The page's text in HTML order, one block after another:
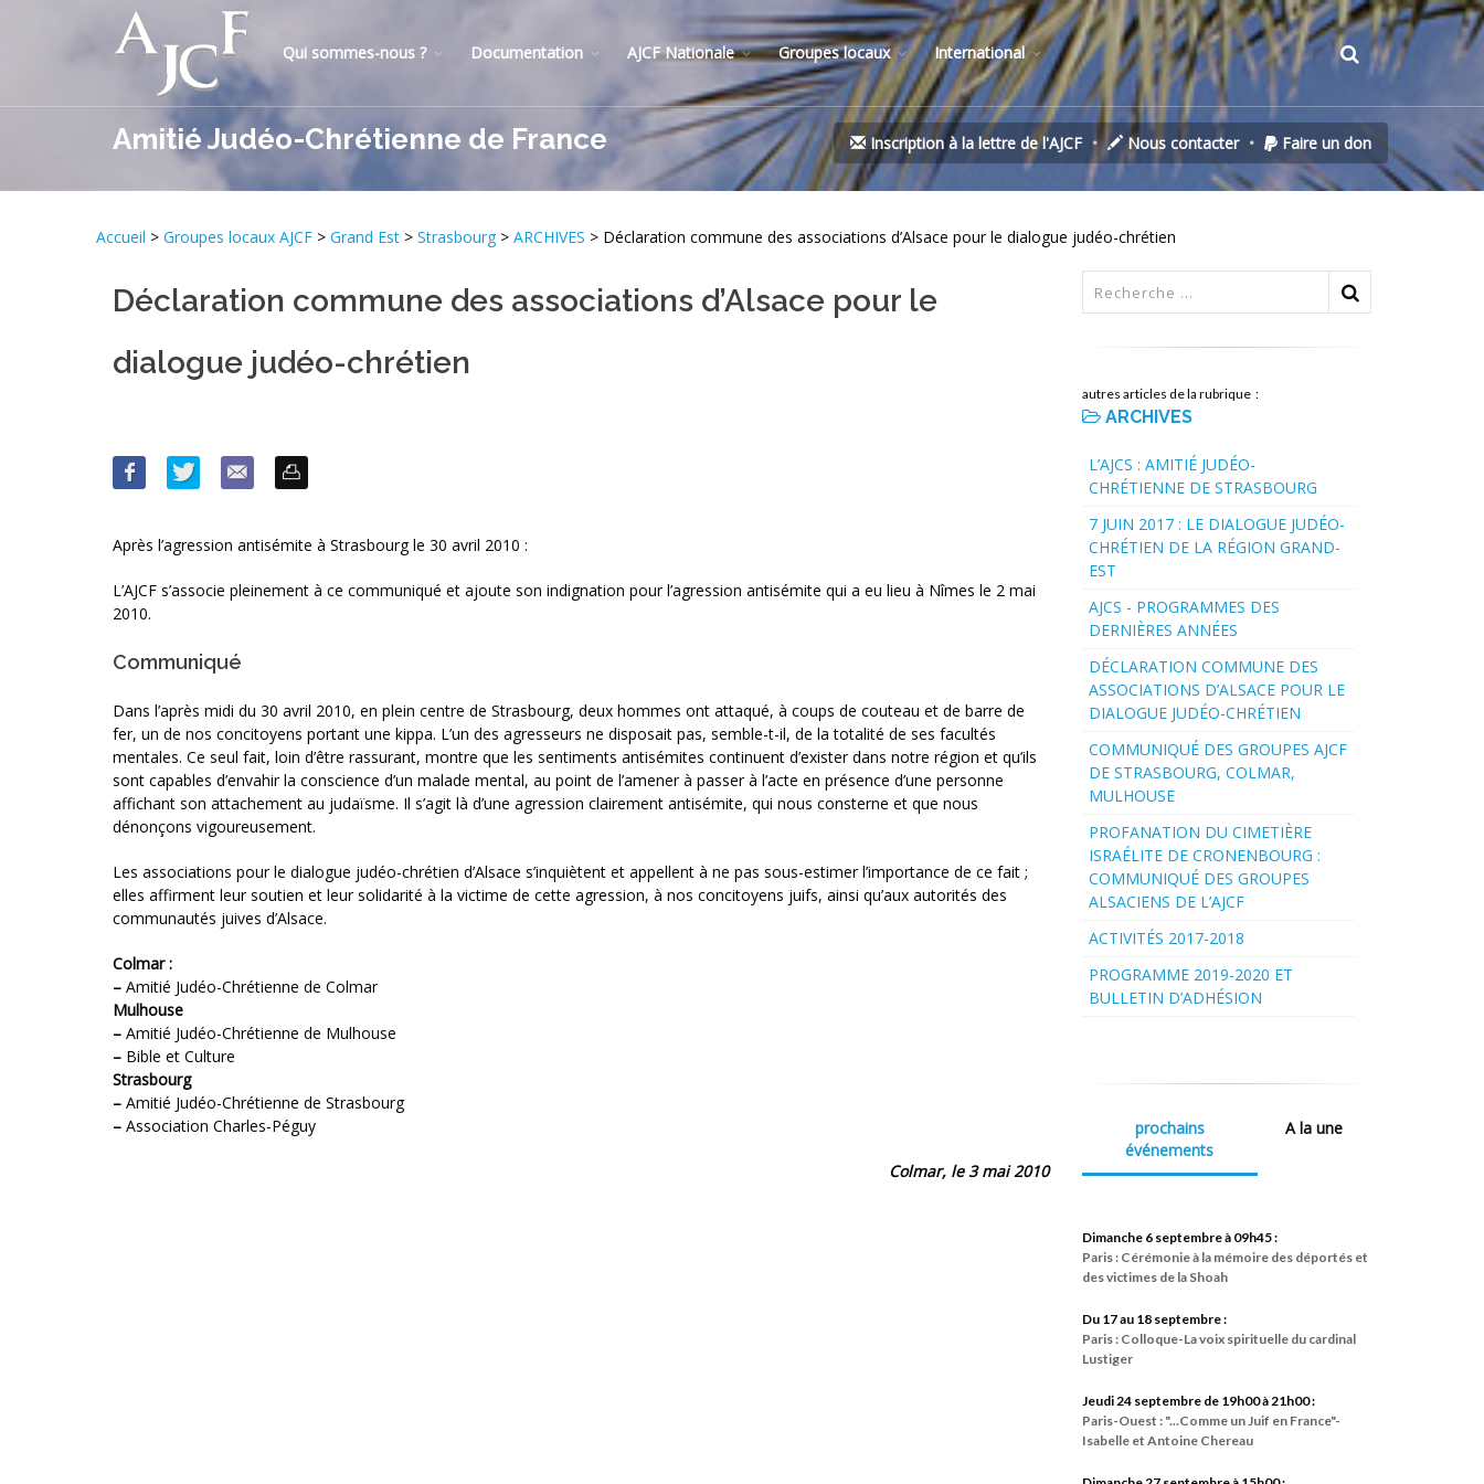
Qui sommes-nous ? Documentation AJCF Nationale Groupes locaux International
Amitié Judéo-Chrétienne de France Inscription à la lettre de l'AJCF Nous contacter Faire un don
Accueil > Groupes locaux AJCF > Grand Est > Strasbourg > ARCHIVES > Déclaration commune des associations d’Alsace pour le dialogue judéo-chrétien
Déclaration commune des associations d’Alsace pour le
dialogue judéo-chrétien
Après l’agression antisémite à Strasbourg le 30 avril 2010 :
L’AJCF s’associe pleinement à ce communiqué et ajoute son indignation pour l’agression antisémite qui a eu lieu à Nîmes le 2 mai
2010.
Communiqué
Dans l’après midi du 30 avril 2010, en plein centre de Strasbourg, deux hommes ont attaqué, à coups de couteau et de barre de
fer, un de nos concitoyens portant une kippa. L’un des agresseurs ne disposait pas, semble-t-il, de la totalité de ses facultés
mentales. Ce seul fait, loin d’être rassurant, montre que les sentiments antisémites continuent d’exister dans notre région et qu’ils
sont capables d’envahir la conscience d’un malade mental, au point de l’amener à passer à l’acte en présence d’une personne
affichant son attachement au judaïsme. Il s’agit là d’une agression clairement antisémite, qui nous consterne et que nous
dénonçons vigoureusement.
Les associations pour le dialogue judéo-chrétien d’Alsace s’inquiètent et appellent à ne pas sous-estimer l’importance de ce fait ;
elles affirment leur soutien et leur solidarité à la victime de cette agression, à nos concitoyens juifs, ainsi qu’aux autorités des
communautés juives d’Alsace.
Colmar :
– Amitié Judéo-Chrétienne de Colmar
Mulhouse
– Amitié Judéo-Chrétienne de Mulhouse
– Bible et Culture
Strasbourg
– Amitié Judéo-Chrétienne de Strasbourg
– Association Charles-Péguy
Colmar, le 3 mai 2010
autres articles de la rubrique :
ARCHIVES
L’AJCS : AMITIÉ JUDÉO-
CHRÉTIENNE DE STRASBOURG
7 JUIN 2017 : LE DIALOGUE JUDÉO-
CHRÉTIEN DE LA RÉGION GRAND-
EST
AJCS - PROGRAMMES DES
DERNIÈRES ANNÉES
DÉCLARATION COMMUNE DES
ASSOCIATIONS D’ALSACE POUR LE
DIALOGUE JUDÉO-CHRÉTIEN
COMMUNIQUÉ DES GROUPES AJCF
DE STRASBOURG, COLMAR,
MULHOUSE
PROFANATION DU CIMETIÈRE
ISRAÉLITE DE CRONENBOURG :
COMMUNIQUÉ DES GROUPES
ALSACIENS DE L’AJCF
ACTIVITÉS 2017-2018
PROGRAMME 2019-2020 ET
BULLETIN D’ADHÉSION
prochains
événements
A la une
Dimanche 6 septembre à 09h45 :
Paris : Cérémonie à la mémoire des déportés et
des victimes de la Shoah
Du 17 au 18 septembre :
Paris : Colloque-La voix spirituelle du cardinal
Lustiger
Jeudi 24 septembre de 19h00 à 21h00 :
Paris-Ouest : "...Comme un Juif en France"-
Isabelle et Antoine Chereau